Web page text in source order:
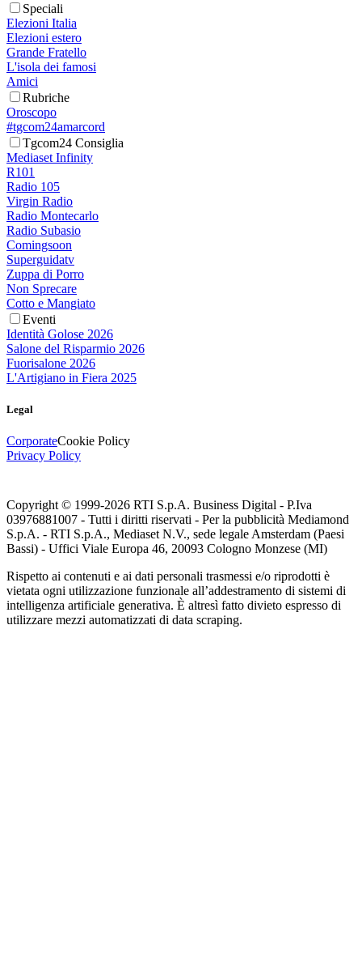
Speciali
Elezioni Italia
Elezioni estero
Grande Fratello
L'isola dei famosi
Amici
Rubriche
Oroscopo
#tgcom24amarcord
Tgcom24 Consiglia
Mediaset Infinity
R101
Radio 105
Virgin Radio
Radio Montecarlo
Radio Subasio
Comingsoon
Superguidatv
Zuppa di Porro
Non Sprecare
Cotto e Mangiato
Eventi
Identità Golose 2026
Salone del Risparmio 2026
Fuorisalone 2026
L'Artigiano in Fiera 2025
Legal
CorporateCookie Policy
Privacy Policy
Copyright © 1999-2026 RTI S.p.A. Business Digital - P.Iva
03976881007 - Tutti i diritti riservati - Per la pubblicità Mediamond
S.p.A. - RTI S.p.A., Mediaset N.V., sede legale Amsterdam (Paesi
Bassi) - Uffici Viale Europa 46, 20093 Cologno Monzese (MI)
Rispetto ai contenuti e ai dati personali trasmessi e/o riprodotti è
vietata ogni utilizzazione funzionale all’addestramento di sistemi di
intelligenza artificiale generativa. È altresì fatto divieto espresso di
utilizzare mezzi automatizzati di data scraping.